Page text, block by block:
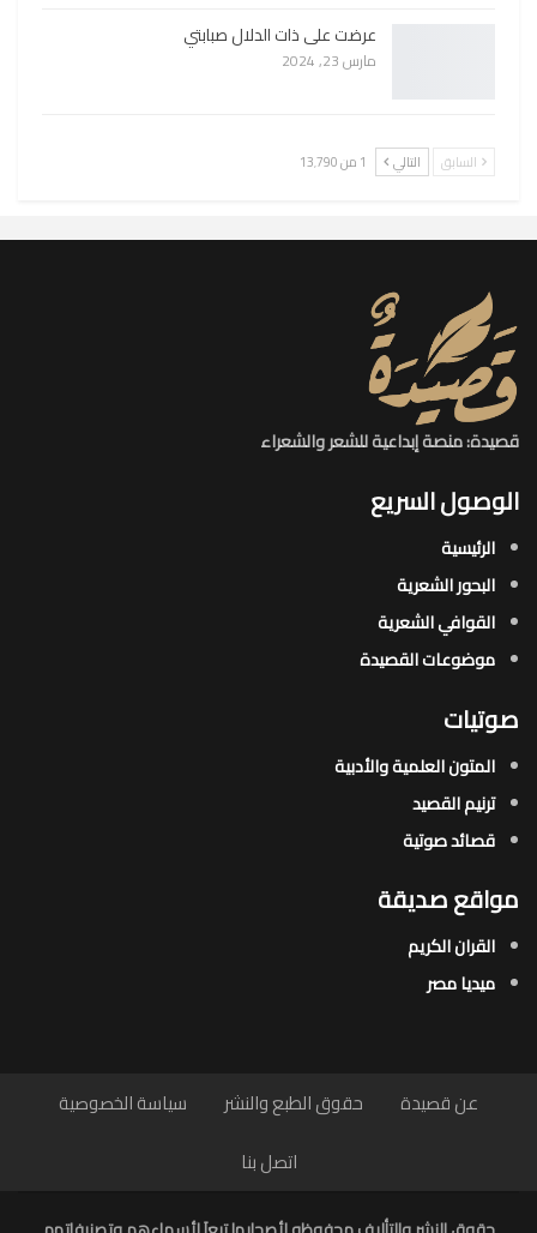
عرضت على ذات الدلال صبابتي
مارس 23, 2024
السابق التالي 1 من 13٬790
قصيدة: منصة إبداعية للشعر والشعراء
الوصول السريع
الرئيسية
البحور الشعرية​
القوافي الشعرية​
موضوعات القصيدة​
صوتيات
المتون العلمية والأدبية
ترنيم القصيد
قصائد صوتية
مواقع صديقة
القران الكريم
ميديا مصر
عن قصيدة حقوق الطبع والنشر
سياسة الخصوصية
اتصل بنا